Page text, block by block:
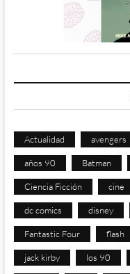
Actualidad avengers
años 90 Batman
Ciencia Ficción cine
dc comics disney
Fantastic Four flash
jack kirby los 90